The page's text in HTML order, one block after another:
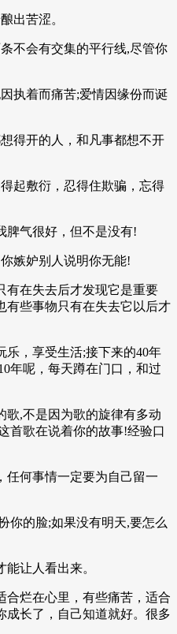
出苦涩。
不会有交集的平行线,尽管你
执着而痛苦;爱情因缘份而诞
得开的人，和凡事都想不开
起敷衍，忍得住欺骗，忘得
脾气很好，但不是没有!
嫉妒别人说明你无能!
有在失去后才发现它是重要
有些事物只有在失去它以后才
乐，享受生活;接下来的40年
年呢，每天蹲在门口，和过
歌,不是因为歌的旋律有多动
首歌在说着你的故事!经验口
任何事情一定要为自己留一
你的脸;如果没有明天,要怎么
让人看出来。
合烂在心里，有些痛苦，适合
成长了，自己知道就好。很多